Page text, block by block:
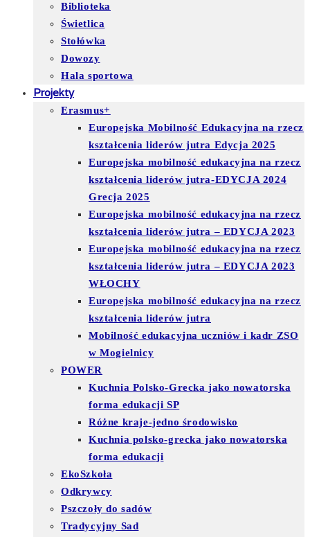
Biblioteka
Świetlica
Stołówka
Dowozy
Hala sportowa
Projekty
Erasmus+
Europejska Mobilność Edukacyjna na rzecz
kształcenia liderów jutra Edycja 2025
Europejska mobilność edukacyjna na rzecz
kształcenia liderów jutra-EDYCJA 2024
Grecja 2025
Europejska mobilność edukacyjna na rzecz
kształcenia liderów jutra – EDYCJA 2023
Europejska mobilność edukacyjna na rzecz
kształcenia liderów jutra – EDYCJA 2023
WŁOCHY
Europejska mobilność edukacyjna na rzecz
kształcenia liderów jutra
Mobilność edukacyjna uczniów i kadr ZSO
w Mogielnicy
POWER
Kuchnia Polsko-Grecka jako nowatorska
forma edukacji SP
Różne kraje-jedno środowisko
Kuchnia polsko-grecka jako nowatorska
forma edukacji
EkoSzkoła
Odkrywcy
Pszczoły do sadów
Tradycyjny Sad